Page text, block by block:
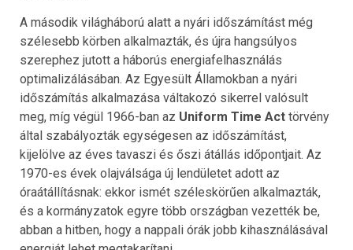
A második világháború alatt a nyári időszámítást még
szélesebb körben alkalmazták, és újra hangsúlyos
szerephez jutott a háborús energiafelhasználás
optimalizálásában. Az Egyesült Államokban a nyári
időszámítás alkalmazása váltakozó sikerrel valósult
meg, míg végül 1966-ban az Uniform Time Act törvény
által szabályozták egységesen az időszámítást,
kijelölve az éves tavaszi és őszi átállás időpontjait. Az
1970-es évek olajválsága új lendületet adott az
óraátállításnak: ekkor ismét széleskörűen alkalmazták,
és a kormányzatok egyre több országban vezették be,
abban a hitben, hogy a nappali órák jobb kihasználásával